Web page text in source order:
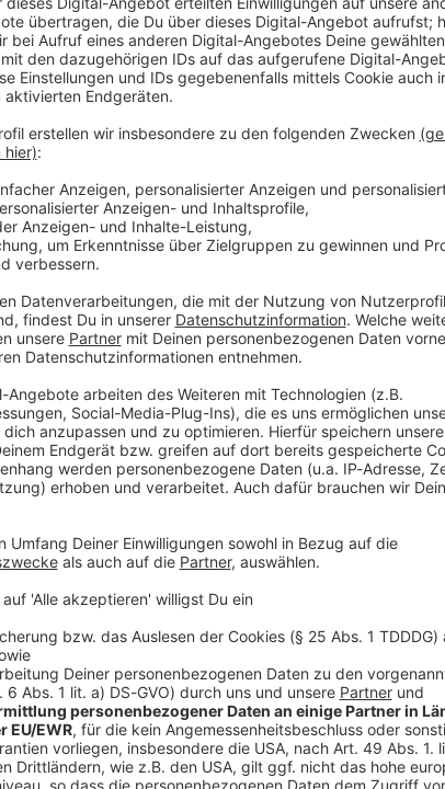
um die Nominierung des deutschen
bemängelt. «Das war nicht in
Ehrenpräsident des FC Bayern München im
gewesen, bereits im Frühjahr die Entscheidung
Baumann die Nummer eins im DFB-Tor sei.
Bayern-Kapitän Manuel Neuer als
WM-Endrunde in Kanada, Mexiko und den
die Rückstufung von Baumann als vorheriger
Diskussionen gesorgt. Sportlich
Schon vor einer Woche hatte er Neuer als den
gesagt, dass ihm der Hoffenheimer Keeper
sich einspielen müssen